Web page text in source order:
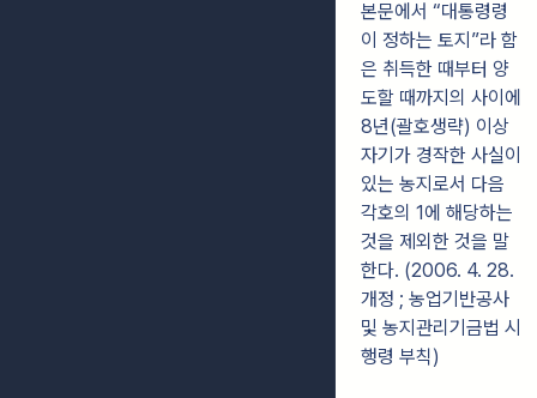
본문에서 “대통령령
이 정하는 토지”라 함
은 취득한 때부터 양
도할 때까지의 사이에
8년(괄호생략) 이상
자기가 경작한 사실이
있는 농지로서 다음
각호의 1에 해당하는
것을 제외한 것을 말
한다. (2006. 4. 28.
개정 ; 농업기반공사
및 농지관리기금법 시
행령 부칙)